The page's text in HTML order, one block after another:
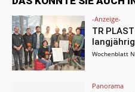
-Anzeige-
TR
Wochenblatt
Panorama